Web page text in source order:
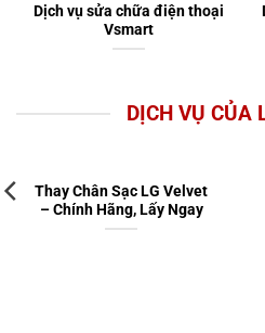
Dịch vụ sửa chữa điện thoại
Vsmart
DỊCH VỤ CỦA
Thay Chân Sạc LG Velvet
– Chính Hãng, Lấy Ngay